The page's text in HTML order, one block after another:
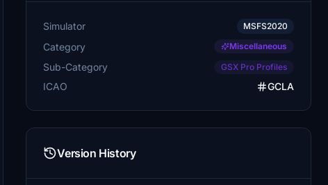
Simulator MSFS2020
Category Miscellaneous
Sub-Category GSX Pro Profiles
ICAO GCLA
Version History